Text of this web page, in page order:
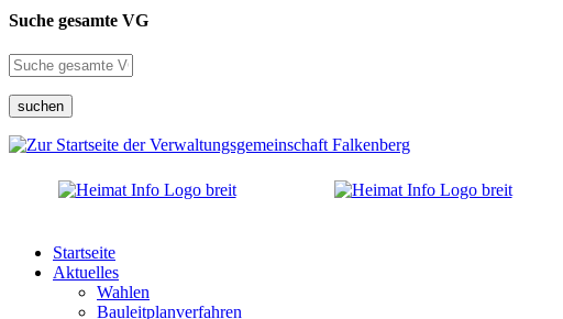
Suche gesamte VG
suchen
Startseite
Aktuelles
Wahlen
Bauleitplanverfahren